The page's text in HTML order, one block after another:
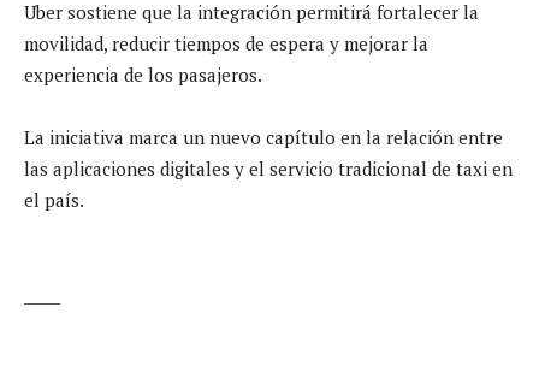
Uber sostiene que la integración permitirá fortalecer la
movilidad, reducir tiempos de espera y mejorar la
experiencia de los pasajeros.
La iniciativa marca un nuevo capítulo en la relación entre
las aplicaciones digitales y el servicio tradicional de taxi en
el país.